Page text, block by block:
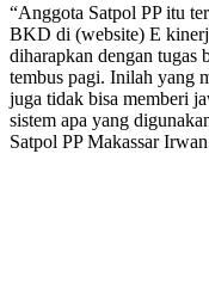
“Anggota Satpol PP itu
BKD di (website) E
diharapkan dengan tugas
tembus pagi. Inilah yang
juga tidak bisa memberi
sistem apa yang
Satpol PP Makassar